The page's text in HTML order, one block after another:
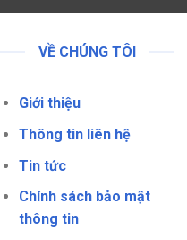
VỀ CHÚNG TÔI
Giới thiệu
Thông tin liên hệ
Tin tức
Chính sách bảo mật
thông tin